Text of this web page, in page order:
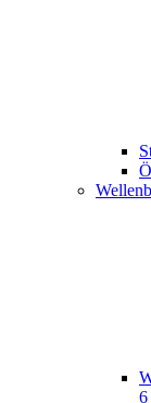
6